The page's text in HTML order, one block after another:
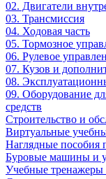
02. Двигатели
03. Трансмиссия
04. Ходовая часть
05. Тормозное
06. Рулевое
07. Кузов и
08.
09. Оборудование
средств
Строительство и
Виртуальные
Наглядные пособия
Буровые машины и
Учебные тренажеры